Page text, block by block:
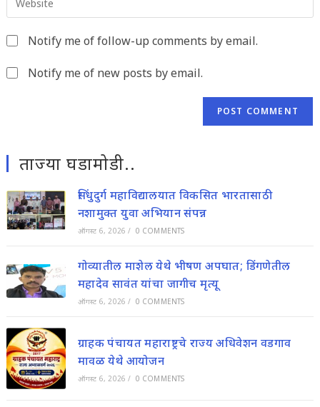
comment
toyour
URL
Notify me of follow-up comments by email.
Notify me of new posts by email.
ताज्या घडामोडी..
सिंधुदुर्ग महाविद्यालयात विकसित भारतासाठी
नशामुक्त युवा अभियान संपन्न
ऑगस्ट 6, 2026 / 0 COMMENTS
गोव्यातील माशेल येथे भीषण अपघात; डिंगणेतील
महादेव सावंत यांचा जागीच मृत्यू
ऑगस्ट 6, 2026 / 0 COMMENTS
ग्राहक पंचायत महाराष्ट्रचे राज्य अधिवेशन वडगाव
मावळ येथे आयोजन
ऑगस्ट 6, 2026 / 0 COMMENTS